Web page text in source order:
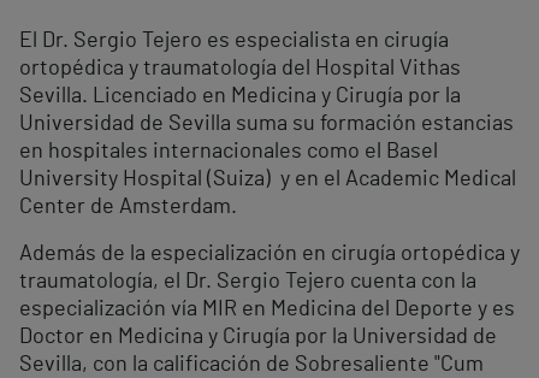
El Dr. Sergio Tejero es especialista en cirugía
ortopédica y traumatología del Hospital Vithas
Sevilla. Licenciado en Medicina y Cirugía por la
Universidad de Sevilla suma su formación estancias
en hospitales internacionales como el Basel
University Hospital (Suiza) y en el Academic Medical
Center de Amsterdam.
Además de la especialización en cirugía ortopédica y
traumatología, el Dr. Sergio Tejero cuenta con la
especialización vía MIR en Medicina del Deporte y es
Doctor en Medicina y Cirugía por la Universidad de
Sevilla, con la calificación de Sobresaliente "Cum